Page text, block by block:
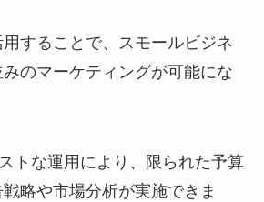
することで、スモールビジネ
のマーケティングが可能にな
トな運用により、限られた予算
略や市場分析が実施できま